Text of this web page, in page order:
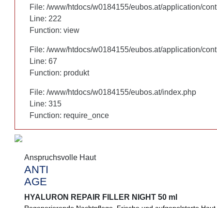
File: /www/htdocs/w0184155/eubos.at/application/
Line: 222
Function: view
File: /www/htdocs/w0184155/eubos.at/application/
Line: 67
Function: produkt
File: /www/htdocs/w0184155/eubos.at/index.php
Line: 315
Function: require_once
Anspruchsvolle Haut
ANTI
AGE
HYALURON REPAIR FILLER NIGHT 50 ml
File: /www/htdocs/w0184155/eubos.at/application/
Line: 222
Function: view
File: /www/htdocs/w0184155/eubos.at/application/
Line: 67
Function: produkt
File: /www/htdocs/w0184155/eubos.at/index.php
Line: 315
Function: require_once
Anspruchsvolle Haut
ANTI
AGE
HYALURON REPAIR FILLER NIGHT 50 ml